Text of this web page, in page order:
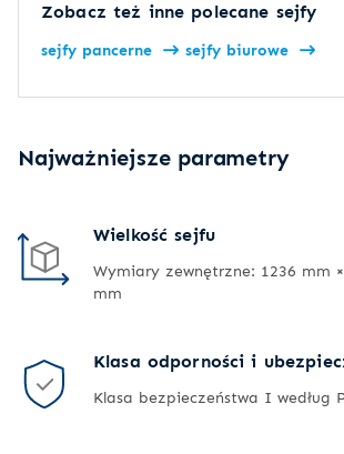
Zobacz też inne polecane sejfy
sejfy pancerne sejfy biurowe
Najważniejsze parametry
Wielkość sejfu
Wymiary zewnętrzne: 1236 mm
mm
Klasa odporności i
Klasa bezpieczeństwa I według